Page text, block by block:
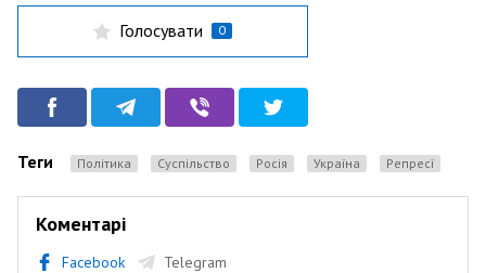
Голосувати 0
Теги Політика Суспільство Росія Україна репресї
Коментарі
Facebook Telegram